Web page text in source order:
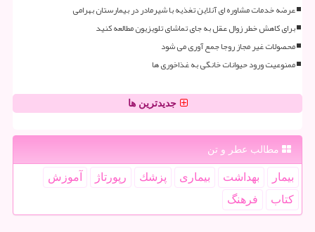
عرضه خدمات مشاوره ای آنلاین تغذیه با شیرمادر در بیمارستان بهرامی
برای کاهش خطر زوال عقل به جای تماشای تلویزیون مطالعه کنید
محصولات غیر مجاز روجا جمع آوری می شود
ممنوعیت ورود حیوانات خانگی به غذاخوری ها
جدیدترین ها
مطالب عطر و تن
بیمار بهداشت بیماری پزشك رپورتاژ
آموزش
كتاب
فرهنگ